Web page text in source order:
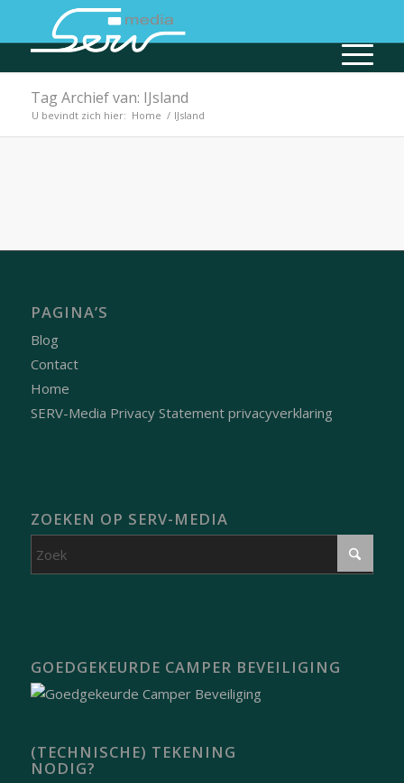
Tag Archief van: IJsland
U bevindt zich hier: Home / IJsland
PAGINA’S
Blog
Contact
Home
SERV-Media Privacy Statement privacyverklaring
ZOEKEN OP SERV-MEDIA
GOEDGEKEURDE CAMPER BEVEILIGING
(TECHNISCHE) TEKENING
NODIG?